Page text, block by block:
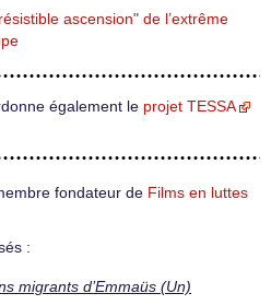
ascension" de l’extrême
également le projet TESSA
fondateur de Films en luttes
:
migrants d’Emmaüs (Un)